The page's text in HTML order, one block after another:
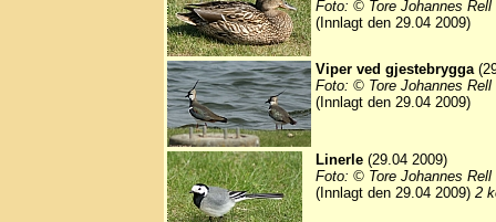
Foto: © Tore Johannes Rell
(Innlagt den 29.04 2009)
Viper ved gjestebrygga
Foto: © Tore Johannes Rell
(Innlagt den 29.04 2009)
Linerle (29.04 2009)
Foto: © Tore Johannes Rell
(Innlagt den 29.04 2009) 2